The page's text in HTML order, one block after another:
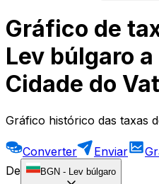
Gráfico de
Lev búlgaro
Cidade do
Gráfico histórico das taxas
Converter Enviar
De
BGN - Lev búlgaro